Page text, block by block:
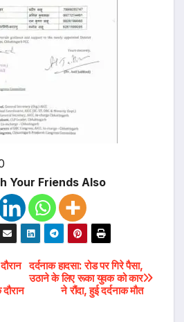
Your Friends Also
दर्दनाक हादसा: रोड पर गिरे पैसा,
उठाने के लिए रूका युवक को कार
ने रौंदा, हुई दर्दनाक मौत